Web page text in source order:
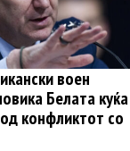
воен
Белата куќа
конфликтот со